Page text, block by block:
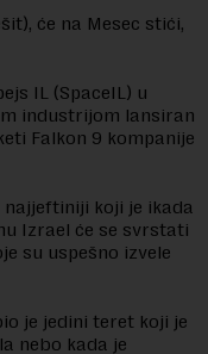
će na Mesec stići,
IL (SpaceIL) u
industrijom lansiran
Falkon 9 kompanije
koji je ikada
Izrael će se svrstati
su uspešno izvele
je jedini teret koji je
nebo kada je